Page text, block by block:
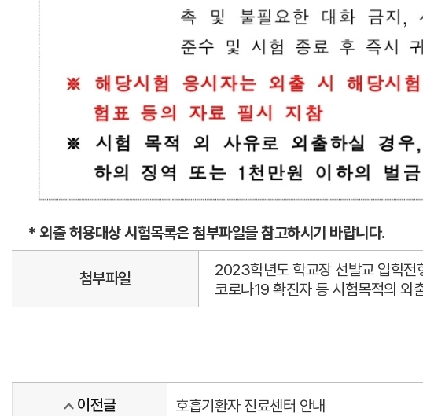
* 외출 허용대상 시험목록은 첨부파일을 참고하시기 바랍니다.
첨부파일
2023학년도 학교장 선발교 입학
코로나19 확진자 등 시험목적의
이전글 호흡기환자 진료센터 안내